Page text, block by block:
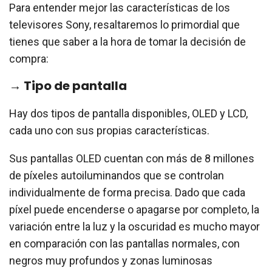
Para entender mejor las características de los
televisores Sony, resaltaremos lo primordial que
tienes que saber a la hora de tomar la decisión de
compra:
→ Tipo de pantalla
Hay dos tipos de pantalla disponibles, OLED y LCD,
cada uno con sus propias características.
Sus pantallas OLED cuentan con más de 8 millones
de píxeles autoiluminandos que se controlan
individualmente de forma precisa. Dado que cada
píxel puede encenderse o apagarse por completo, la
variación entre la luz y la oscuridad es mucho mayor
en comparación con las pantallas normales, con
negros muy profundos y zonas luminosas